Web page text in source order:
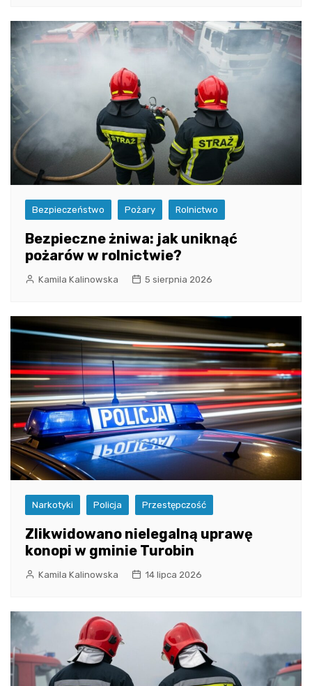
Bezpieczeństwo Pożary Rolnictwo
Bezpieczne żniwa: jak uniknąć
pożarów w rolnictwie?
Kamila Kalinowska 5 sierpnia 2026
Narkotyki Policja Przestępczość
Zlikwidowano nielegalną uprawę
konopi w gminie Turobin
Kamila Kalinowska 14 lipca 2026